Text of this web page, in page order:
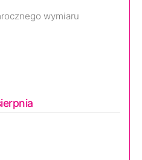
wymiaru